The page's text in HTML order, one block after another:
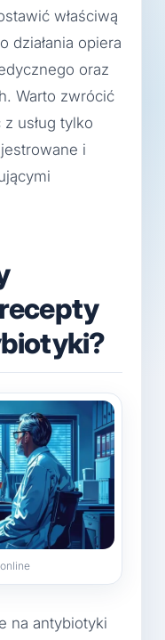
właściwą
działania opiera
oraz
Warto zwrócić
usług tylko
i
na antybiotyki